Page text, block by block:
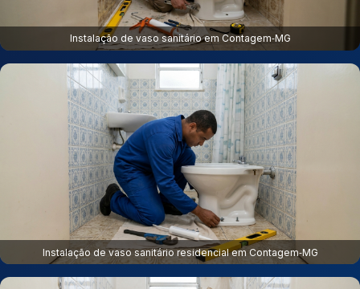
Instalação de vaso sanitário em Contagem‑MG
Instalação de vaso sanitário residencial em Contagem‑MG